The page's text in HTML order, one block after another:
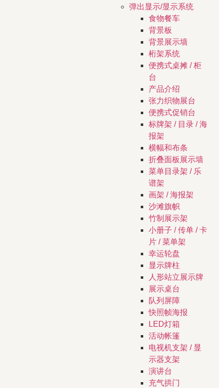
弹出显示/显示系统
食物餐车
背景板
背景展示墙
桁架系统
便携式桌摊 / 柜
台
产品介绍
张力织物展台
便携式促销台
标牌架 / 目录 / 海
报架
横幅和布条
折叠面板展示墙
菜单目录架 / 乐
谱架
画架 / 海报架
沙滩旗帜
竹制展示架
小册子 / 传单 / 卡
片 / 菜单架
幸运轮盘
显示牌柱
人形站立展示牌
展示桌台
队列屏障
快照帧海报
LED灯箱
活动帐篷
电视机支架 / 显
示器支架
演讲台
充气拱门